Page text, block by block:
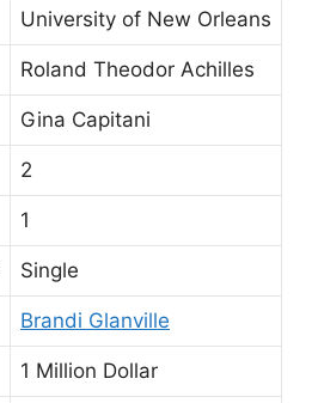
University of New Orleans
Roland Theodor Achilles
Gina Capitani
2
1
Single
Brandi Glanville
1 Million Dollar